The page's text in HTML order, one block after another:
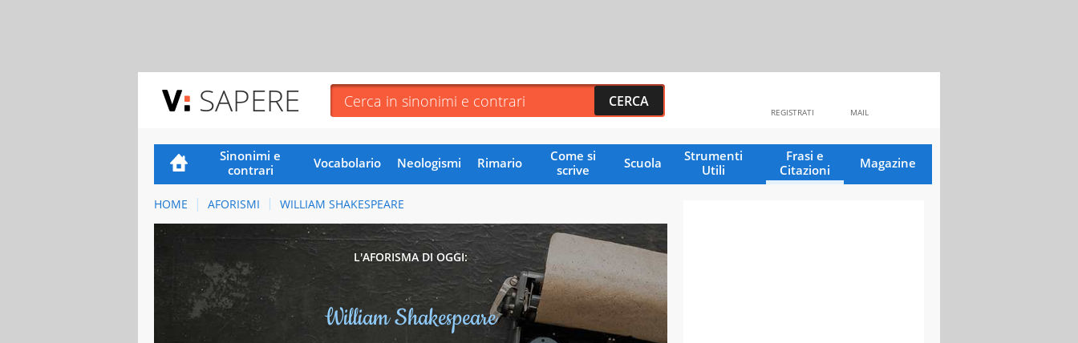
SAPERE MAIL
REGISTRATI
Sinonimi e
contrari
Vocabolario Neologismi Rimario
Come si
scrive
Scuola
Strumenti
Utili
Frasi e
Citazioni
Magazine
HOME AFORISMI WILLIAM SHAKESPEARE
L'AFORISMA DI OGGI:
William Shakespeare